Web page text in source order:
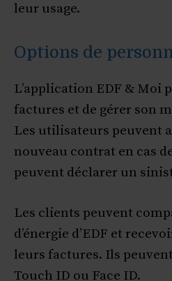
leur usage.
Options de
L’application EDF & Moi
factures et de gérer son
Les utilisateurs peuvent
nouveau contrat en cas
peuvent déclarer un
Les clients peuvent
d’énergie d’EDF et
leurs factures. Ils
Touch ID ou Face ID.